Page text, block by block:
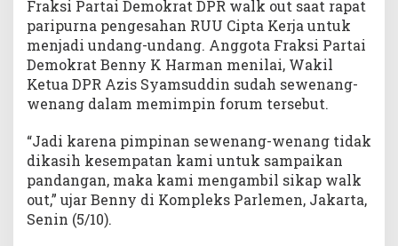
Fraksi Partai Demokrat DPR walk out saat rapat
paripurna pengesahan RUU Cipta Kerja untuk
menjadi undang-undang. Anggota Fraksi Partai
Demokrat Benny K Harman menilai, Wakil
Ketua DPR Azis Syamsuddin sudah sewenang-
wenang dalam memimpin forum tersebut.
“Jadi karena pimpinan sewenang-wenang tidak
dikasih kesempatan kami untuk sampaikan
pandangan, maka kami mengambil sikap walk
out,” ujar Benny di Kompleks Parlemen, Jakarta,
Senin (5/10).